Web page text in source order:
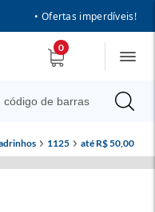
• Ofertas imperdíveis!
0
1125 até R$ 50,00